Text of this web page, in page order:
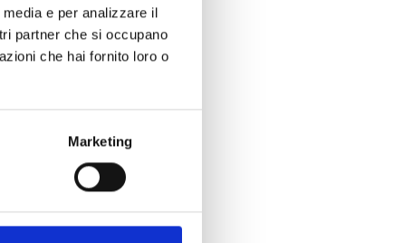
e per analizzare il
partner che si occupano
che hai fornito loro o
Marketing